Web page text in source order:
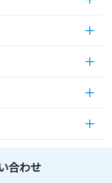
合わせ